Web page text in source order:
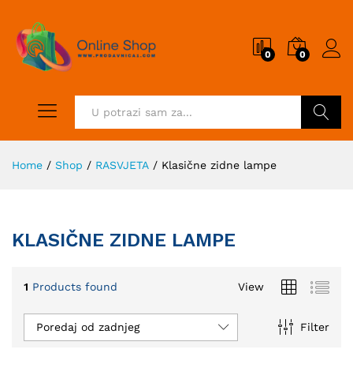
0 0
Home / Shop / RASVJETA / Klasične zidne lampe
KLASIČNE ZIDNE LAMPE
1 Products found View
Filter
Poredaj od zadnjeg